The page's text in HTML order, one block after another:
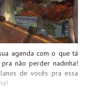
agenda com o que tá
não perder nadinha!
de vocês pra essa